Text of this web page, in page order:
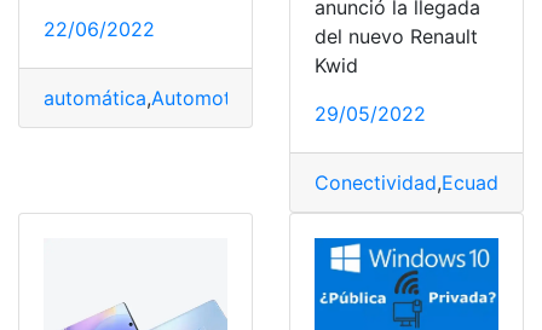
22/06/2022
automática,Automotor
anunció la llegada
del nuevo Renault
Kwid
29/05/2022
Conectividad,Ecuador